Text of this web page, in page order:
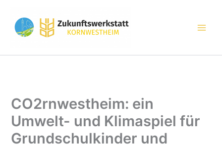
springen
CO2rnwestheim: ein
Umwelt- und Klimaspiel für
Grundschulkinder und